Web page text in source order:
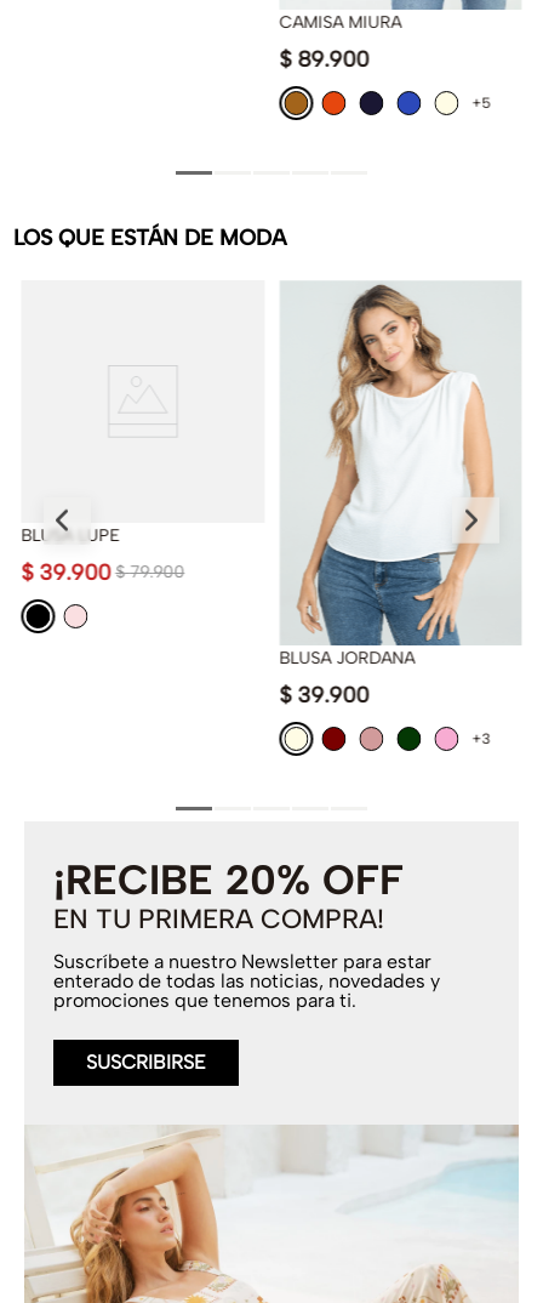
CAMISA MIURA
$ 89.900
+5
LOS QUE ESTÁN DE MODA
BLUSA LUPE
$ 79.900
$ 39.900
BLUSA JORDANA
$ 39.900
+3
¡RECIBE 20% OFF
EN TU PRIMERA COMPRA!
Suscríbete a nuestro Newsletter para estar
enterado de todas las noticias, novedades y
promociones que tenemos para ti.
SUSCRIBIRSE